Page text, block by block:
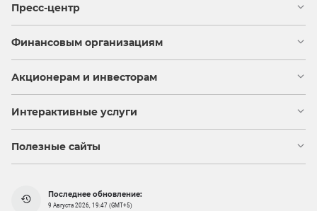
Пресс-центр
Финансовым организациям
Акционерам и инвесторам
Интерактивные услуги
Полезные сайты
Последнее обновление:
9 Августа 2026, 19:47 (GMT+5)